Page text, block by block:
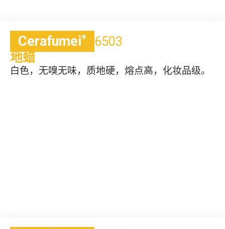
Cerafumei®
6503
地蜡
白色，无嗅无味，质地硬，熔点高，化妆品级。